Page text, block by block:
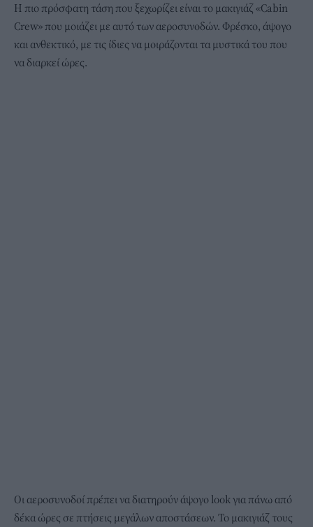
Η πιο πρόσφατη τάση που ξεχωρίζει είναι το μακιγιάζ «Cabin
Crew» που μοιάζει με αυτό των αεροσυνοδών. Φρέσκο, άψογο
και ανθεκτικό, με τις ίδιες να μοιράζονται τα μυστικά του που
να διαρκεί ώρες.
Οι αεροσυνοδοί πρέπει να διατηρούν άψογο look για πάνω από
δέκα ώρες σε πτήσεις μεγάλων αποστάσεων. Το μακιγιάζτους